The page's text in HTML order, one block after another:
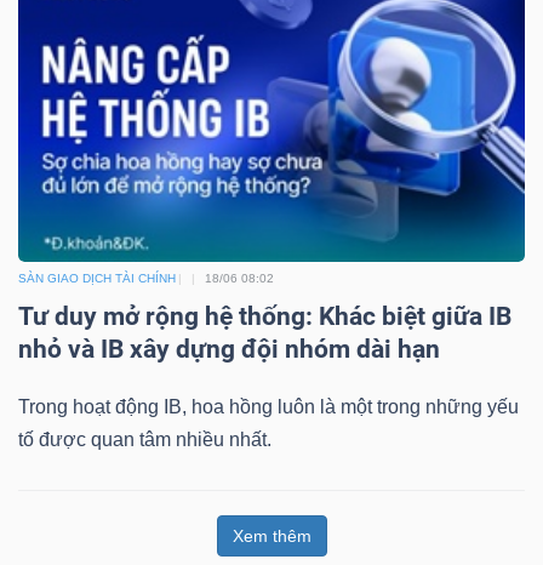
SÀN GIAO DỊCH TÀI CHÍNH 18/06 08:02
Tư duy mở rộng hệ thống: Khác biệt giữa IB
nhỏ và IB xây dựng đội nhóm dài hạn
Trong hoạt động IB, hoa hồng luôn là một trong những yếu
tố được quan tâm nhiều nhất.
Xem thêm